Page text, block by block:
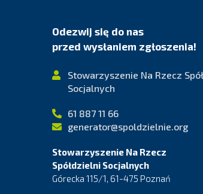
Odezwij się do nas
przed wysłaniem zgłoszenia!
Stowarzyszenie Na Rzecz
Socjalnych
61 887 11 66
generator@spoldzielnie.org
Stowarzyszenie Na Rzecz
Spółdzielni Socjalnych
Górecka 115/1, 61-475 Poznań